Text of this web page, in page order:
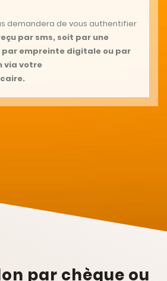
demandera de vous authentifier
par sms, soit par une
empreinte digitale ou par
via votre
par chèque ou